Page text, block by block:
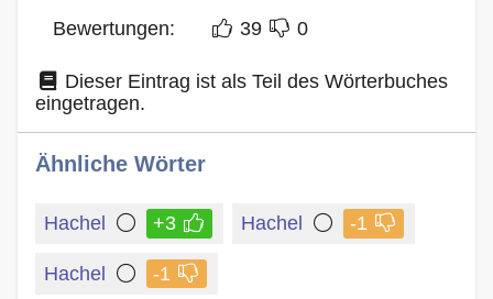
Bewertungen:
39 0
Dieser Eintrag ist als Teil des Wörterbuches
eingetragen.
Ähnliche Wörter
Hachel +3 Hachel -1
Hachel -1